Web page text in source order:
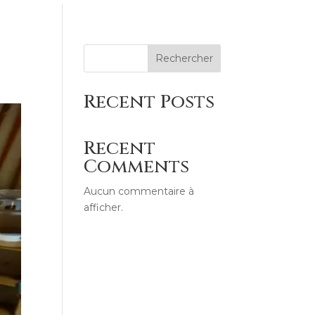
Rechercher
Recent Posts
Recent
Comments
Aucun commentaire à
afficher.